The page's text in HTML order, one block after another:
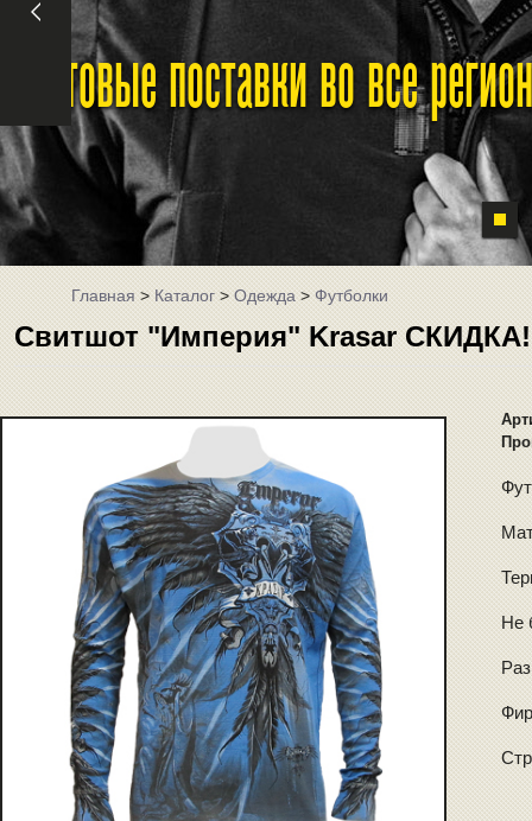
Оптовые поставки во все
Главная>Каталог>Одежда>Футболки
Свитшот "Империя" Krasar
Не